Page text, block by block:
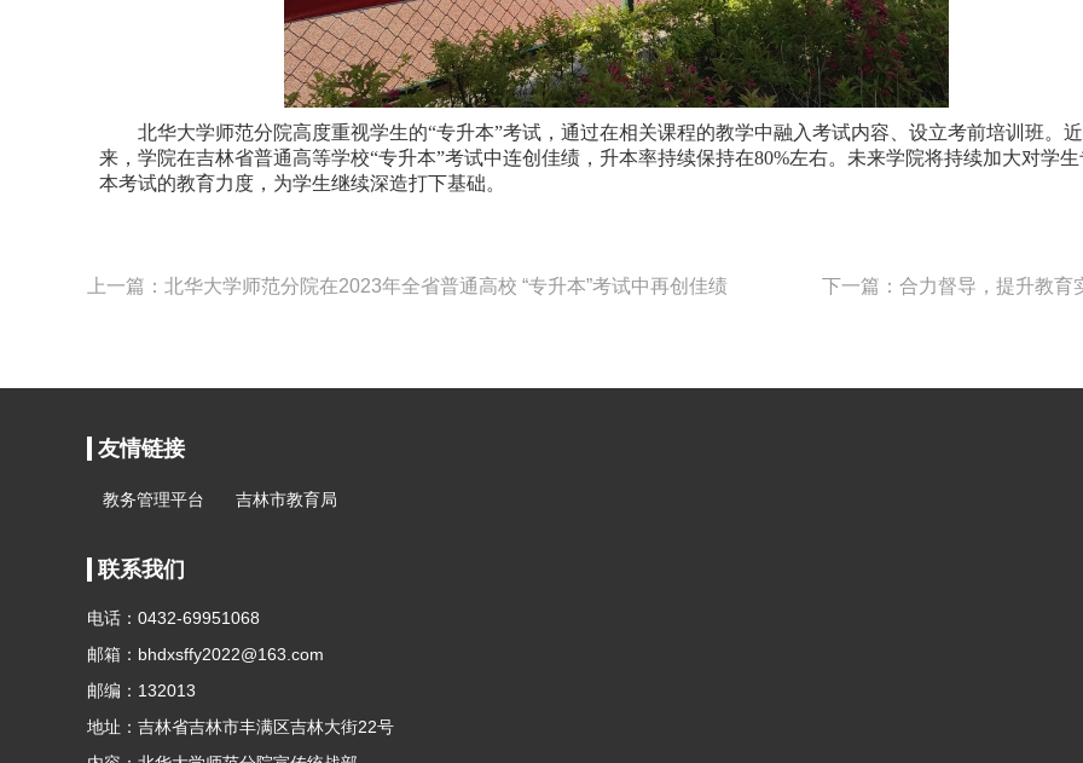
北华大学师范分院高度重视学生的“专升本”考试，通过在相关课程的教学中融入考试内容、设立考前培训班。
来，学院在吉林省普通高等学校“专升本”考试中连创佳绩，升本率持续保持在80%左右。未来学院将持续加大对学
本考试的教育力度，为学生继续深造打下基础。
上一篇：北华大学师范分院在2023年全省普通高校 “专升本”考试中再创佳绩
友情链接
联系我们
电话：0432-69951068
邮箱：bhdxsffy2022@163.com
邮编：132013
地址：吉林省吉林市丰满区吉林大街22号
教务管理平台 吉林市教育局